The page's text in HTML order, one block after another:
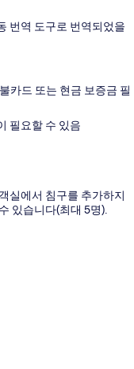
번역 도구로 번역되었을
카드 또는 현금 보증금 필
필요할 수 있음
실에서 침구를 추가하지
있습니다(최대 5명).